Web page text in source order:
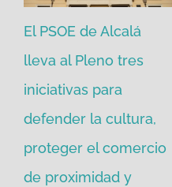
El PSOE de Alcalá
lleva al Pleno tres
iniciativas para
defender la cultura,
proteger el comercio
de proximidad y